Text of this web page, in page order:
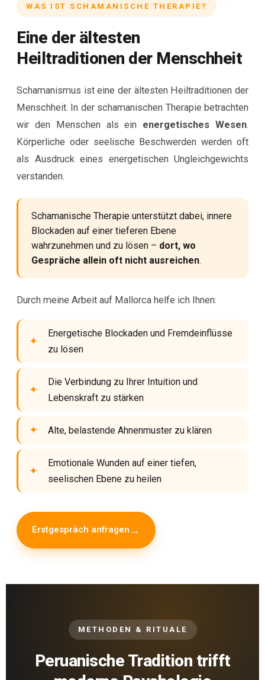
WAS IST SCHAMANISCHE THERAPIE?
Eine der ältesten
Heiltraditionen der Menschheit
Schamanismus ist eine der ältesten Heiltraditionen der
Menschheit. In der schamanischen Therapie betrachten
wir den Menschen als ein energetisches Wesen.
Körperliche oder seelische Beschwerden werden oft
als Ausdruck eines energetischen Ungleichgewichts
verstanden.
Schamanische Therapie unterstützt dabei, innere
Blockaden auf einer tieferen Ebene
wahrzunehmen und zu lösen – dort, wo
Gespräche allein oft nicht ausreichen.
Durch meine Arbeit auf Mallorca helfe ich Ihnen:
Energetische Blockaden und Fremdeinflüsse
zu lösen
Die Verbindung zu Ihrer Intuition und
Lebenskraft zu stärken
Alte, belastende Ahnenmuster zu klären
Emotionale Wunden auf einer tiefen,
seelischen Ebene zu heilen
Erstgespräch anfragen
METHODEN & RITUALE
Peruanische Tradition trifft